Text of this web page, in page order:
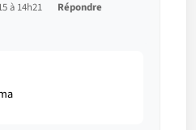
à 14h21 Répondre